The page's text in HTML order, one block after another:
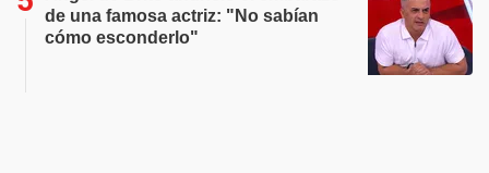
de una famosa actriz: "No sabían
cómo esconderlo"